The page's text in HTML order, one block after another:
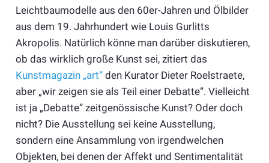
Leichtbaumodelle aus den 60er-Jahren und Ölbilder
aus dem 19. Jahrhundert wie Louis Gurlitts
Akropolis. Natürlich könne man darüber diskutieren,
ob das wirklich große Kunst sei, zitiert das
Kunstmagazin „art“den Kurator Dieter Roelstraete,
aber „wir zeigen sie als Teil einer Debatte“. Vielleicht
ist ja „Debatte“ zeitgenössische Kunst? Oder doch
nicht? Die Ausstellung sei keine Ausstellung,
sondern eine Ansammlung von irgendwelchen
Objekten, bei denen der Affekt und Sentimentalität